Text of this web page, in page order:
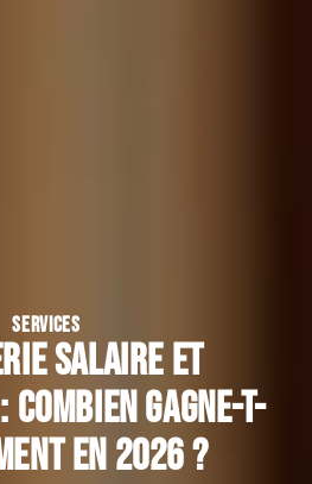
SERVICES
salaire et
gagne-t-
en 2026 ?